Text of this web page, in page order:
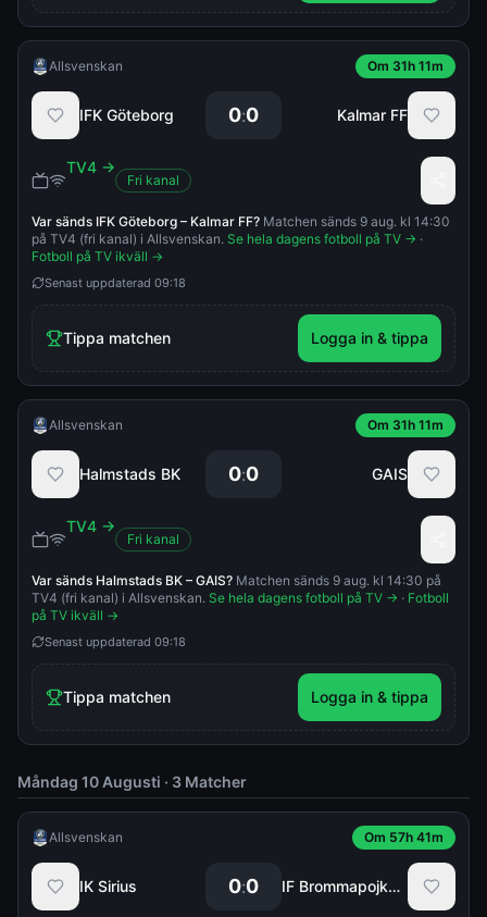
Allsvenskan Om 31h 11m
IFK Göteborg 0:0 Kalmar FF
TV4 →
Fri kanal
Var sänds IFK Göteborg – Kalmar FF? Matchen sänds 9 aug. kl 14:30
på TV4 (fri kanal) i Allsvenskan. Se hela dagens fotboll på TV → ·
Fotboll på TV ikväll →
Senast uppdaterad 09:18
Tippa matchen Logga in & tippa
Allsvenskan Om 31h 11m
Halmstads BK 0:0 GAIS
TV4 →
Fri kanal
Var sänds Halmstads BK – GAIS? Matchen sänds 9 aug. kl 14:30 på
TV4 (fri kanal) i Allsvenskan. Se hela dagens fotboll på TV → · Fotboll
på TV ikväll →
Senast uppdaterad 09:18
Tippa matchen Logga in & tippa
Måndag 10 Augusti · 3 Matcher
Allsvenskan Om 57h 41m
IK Sirius 0:0 IF Brommapojkarna